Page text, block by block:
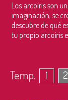
Los arcoíris son
imaginación, se
descubre de qué
tu propio arcoíris
Temp. 1 2